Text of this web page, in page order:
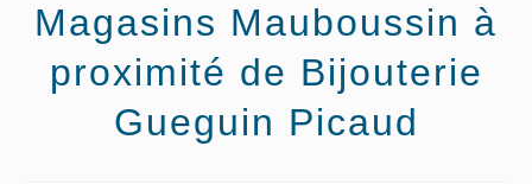
Magasins Mauboussin à
proximité de Bijouterie
Gueguin Picaud